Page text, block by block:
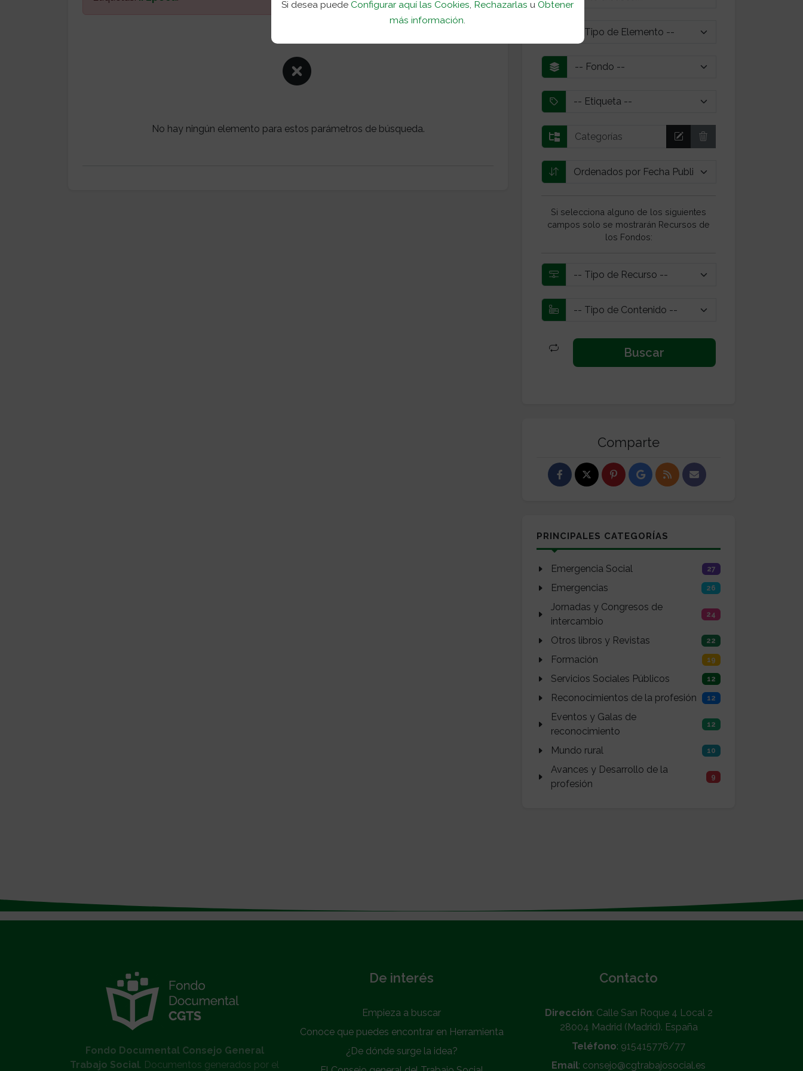
Si desea puedeConfigurar aquí las Cookies Rechazarlas uObtener
más información
No hay ningún elemento para estos parámetros de búsqueda.
Si selecciona alguno de los siguientes
campos solo se mostrarán Recursos de
los Fondos:
Comparte
PRINCIPALES CATEGORÍAS
Emergencia Social 27
Emergencias 26
Jornadas y Congresos de
intercambio
24
Otros libros y Revistas 22
Formación 19
Servicios Sociales Públicos 12
Reconocimientos de la profesión 12
Eventos y Galas de
reconocimiento
12
Mundo rural 10
Avances y Desarrollo de la
profesión
9
Fondo Documental Consejo General
Trabajo Social. Documentos generados por el
De interés
Empieza a buscar
Conoce que puedes encontrar en Herramienta
¿De dónde surge la idea?
Contacto
Dirección: Calle San Roque 4 Local 2
28004 Madrid (Madrid). España
Teléfono: 915415776/77
Email: consejo@cgtrabajosocial.es